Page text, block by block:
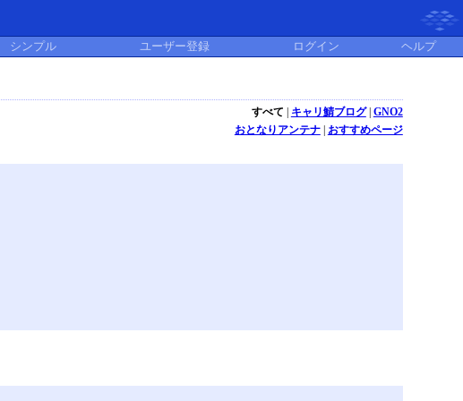
シンプル ユーザー登録 ログイン ヘルプ
すべて キャリ鯖ブログ| GNO2
おとなりアンテナ| おすすめページ